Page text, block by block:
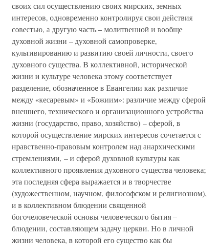
своих сил осуществлению своих мирских, земных
интересов, одновременно контролируя свои действия
совестью, а другую часть – молитвенной и вообще
духовной жизни – духовной самопроверке,
культивированию и развитию своей личности, своего
духовного существа. В коллективной, исторической
жизни и культуре человека этому соответствует
разделение, обозначенное в Евангелии как различие
между «кесаревым» и «Божиим»: различие между сферой
внешнего, технического и организационного устройства
жизни (государство, право, хозяйство) – сферой, в
которой осуществление мирских интересов сочетается с
нравственно-правовым контролем над анархическими
стремлениями, – и сферой духовной культуры как
коллективного проявления духовного существа человека;
эта последняя сфера выражается и в творчестве
(художественном, научном, философском и религиозном),
и в коллективном блюдении священной
богочеловеческой основы человеческого бытия –
блюдении, составляющем задачу церкви. Но в личной
жизни человека, в которой его существо как бы